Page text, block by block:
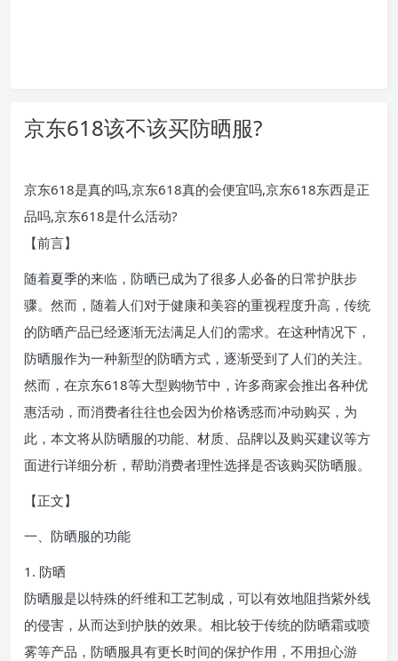
京东618该不该买防晒服?
京东618是真的吗,京东618真的会便宜吗,京东618东西是正
品吗,京东618是什么活动?
【前言】
随着夏季的来临，防晒已成为了很多人必备的日常护肤步
骤。然而，随着人们对于健康和美容的重视程度升高，传统
的防晒产品已经逐渐无法满足人们的需求。在这种情况下，
防晒服作为一种新型的防晒方式，逐渐受到了人们的关注。
然而，在京东618等大型购物节中，许多商家会推出各种优
惠活动，而消费者往往也会因为价格诱惑而冲动购买，为
此，本文将从防晒服的功能、材质、品牌以及购买建议等方
面进行详细分析，帮助消费者理性选择是否该购买防晒服。
【正文】
一、防晒服的功能
1. 防晒
防晒服是以特殊的纤维和工艺制成，可以有效地阻挡紫外线
的侵害，从而达到护肤的效果。相比较于传统的防晒霜或喷
雾等产品，防晒服具有更长时间的保护作用，不用担心游